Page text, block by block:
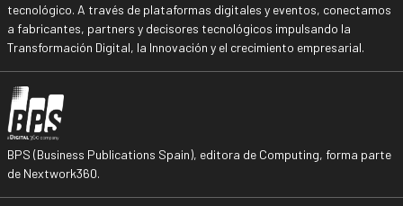
tecnológico. A través de plataformas digitales y eventos, conectamos
a fabricantes, partners y decisores tecnológicos impulsando la
Transformación Digital, la Innovación y el crecimiento empresarial.
BPS (Business Publications Spain), editora de Computing, forma parte
de Nextwork360.